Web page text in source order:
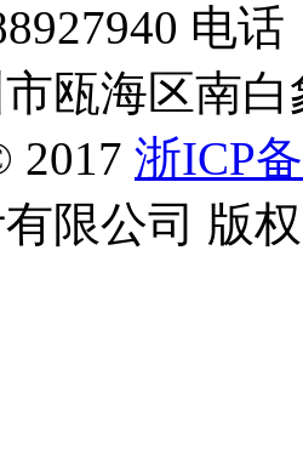
电话
瓯海区南
2017 浙ICP
限公司 版